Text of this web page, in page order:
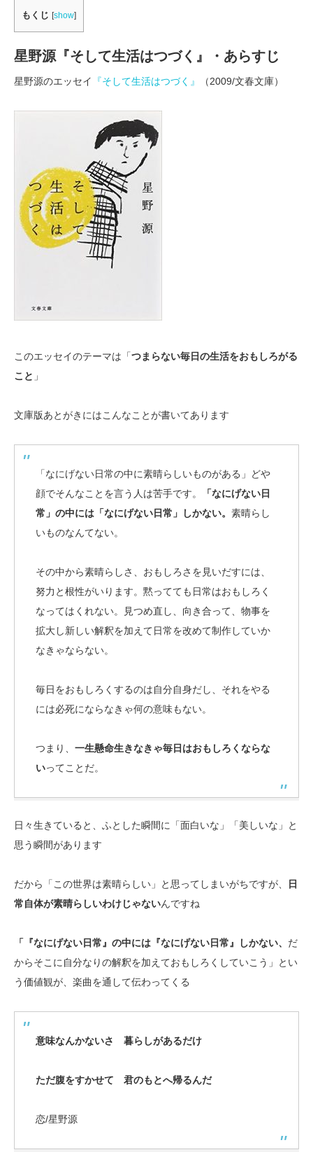
もくじ [show]
星野源『そして生活はつづく』・あらすじ
星野源のエッセイ 『そして生活はつづく』 （2009/文春文庫）
このエッセイのテーマは「つまらない毎日の生活をおもしろがる
こと 」
文庫版あとがきにはこんなことが書いてあります
「なにげない日常の中に素晴らしいものがある」どや
顔でそんなことを言う人は苦手です。
「なにげない日
常」の中には「なにげない日常」しかない。 素晴らし
いものなんてない。
その中から素晴らしさ、おもしろさを見いだすには、
努力と根性がいります。黙ってても日常はおもしろく
なってはくれない。見つめ直し、向き合って、物事を
拡大し新しい解釈を加えて日常を改めて制作していか
なきゃならない。
毎日をおもしろくするのは自分自身だし、それをやる
には必死にならなきゃ何の意味もない。
つまり、 一生懸命生きなきゃ毎日はおもしろくならな
いってことだ。
日々生きていると、ふとした瞬間に「面白いな」「美しいな」と
思う瞬間があります
だから「この世界は素晴らしい」と思ってしまいがちですが、
日
常自体が素晴らしいわけじゃないんですね
「『なにげない日常』の中には『なにげない日常』しかない、 だ
からそこに自分なりの解釈を加えておもしろくしていこう」とい
う価値観が、楽曲を通して伝わってくる
意味なんかないさ 暮らしがあるだけ
ただ腹をすかせて 君のもとへ帰るんだ
恋/星野源